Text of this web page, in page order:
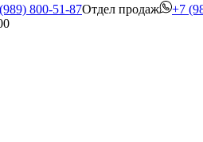
800-51-87Отдел продаж +7